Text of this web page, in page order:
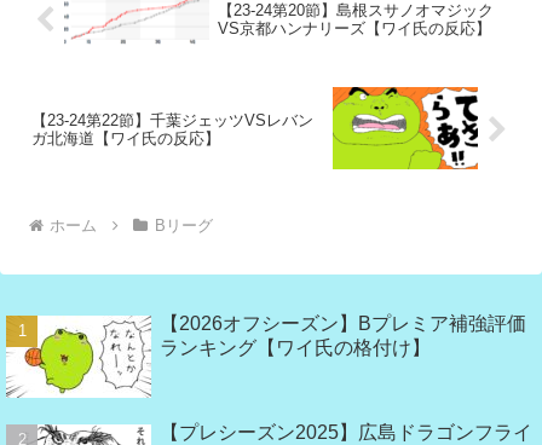
【23-24第20節】島根スサノオマジック
VS京都ハンナリーズ【ワイ氏の反応】
【23-24第22節】千葉ジェッツVSレバン
ガ北海道【ワイ氏の反応】
ホーム Bリーグ
【2026オフシーズン】Bプレミア補強評価
ランキング【ワイ氏の格付け】
【プレシーズン2025】広島ドラゴンフライ